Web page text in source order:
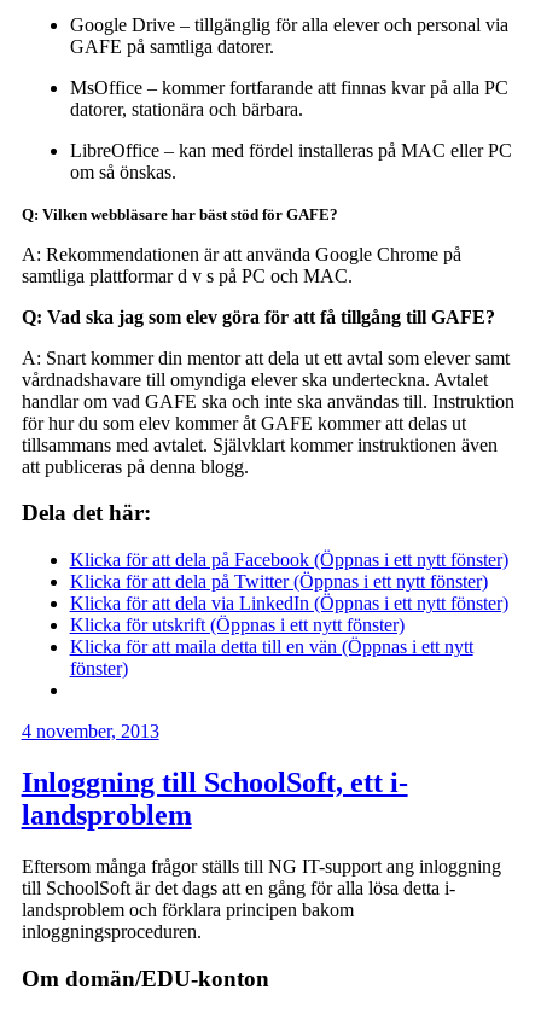
Google Drive – tillgänglig för alla elever och personal via
GAFE på samtliga datorer.
MsOffice – kommer fortfarande att finnas kvar på alla PC
datorer, stationära och bärbara.
LibreOffice – kan med fördel installeras på MAC eller PC
om så önskas.
Q: Vilken webbläsare har bäst stöd för GAFE?
A: Rekommendationen är att använda Google Chrome på
samtliga plattformar d v s på PC och MAC.
Q: Vad ska jag som elev göra för att få tillgång till GAFE?
A: Snart kommer din mentor att dela ut ett avtal som elever samt
vårdnadshavare till omyndiga elever ska underteckna. Avtalet
handlar om vad GAFE ska och inte ska användas till. Instruktion
för hur du som elev kommer åt GAFE kommer att delas ut
tillsammans med avtalet. Självklart kommer instruktionen även
att publiceras på denna blogg.
Dela det här:
Klicka för att dela på Facebook (Öppnas i ett nytt fönster)
Klicka för att dela på Twitter (Öppnas i ett nytt fönster)
Klicka för att dela via LinkedIn (Öppnas i ett nytt fönster)
Klicka för utskrift (Öppnas i ett nytt fönster)
Klicka för att maila detta till en vän (Öppnas i ett nytt
fönster)
4 november, 2013
Inloggning till SchoolSoft, ett i-
landsproblem
Eftersom många frågor ställs till NG IT-support ang inloggning
till SchoolSoft är det dags att en gång för alla lösa detta i-
landsproblem och förklara principen bakom
inloggningsproceduren.
Om domän/EDU-konton